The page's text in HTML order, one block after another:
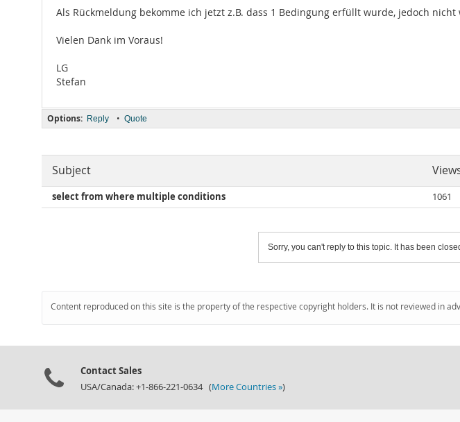
Als Rückmeldung bekomme ich jetzt z.B. dass 1 Bedingung erfüllt wurde, jedoch
Vielen Dank im Voraus!
LG
Stefan
Options: Reply • Quote
Subject
select from where multiple conditions 1061
Sorry, you can't reply to this topic. It has been
Content reproduced on this site is the property of the respective copyright holders. It is not reviewed in
Contact Sales
USA/Canada: +1-866-221-0634 (More Countries »)